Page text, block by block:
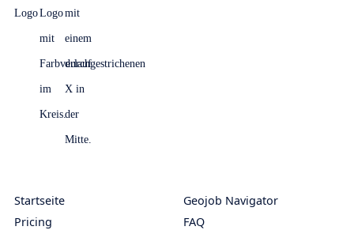
Startseite
Pricing
Geojob Navigator
FAQ